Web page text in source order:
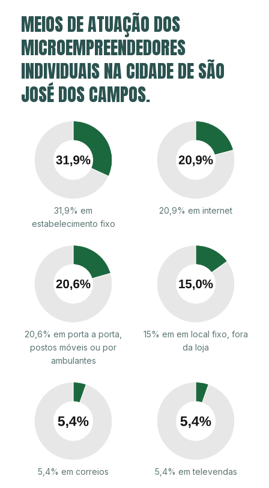
MEIOS DE ATUAÇÃO DOS
MICROEMPREENDEDORES
INDIVIDUAIS NA CIDADE DE SÃO
JOSÉ DOS CAMPOS.
31,9% em
estabelecimento fixo
20,9% em internet
20,6% em porta a porta,
postos móveis ou por
ambulantes
15% em em local fixo, fora
da loja
5,4% em correios 5,4% em televendas